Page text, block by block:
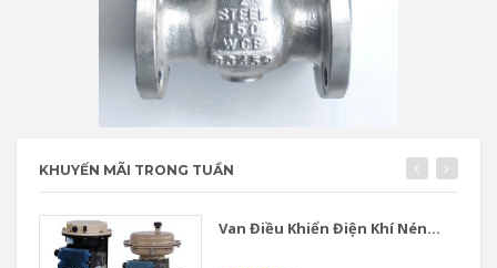
KHUYẾN MÃI TRONG TUẦN
Van Điều Khiển Điện Khí Nén...